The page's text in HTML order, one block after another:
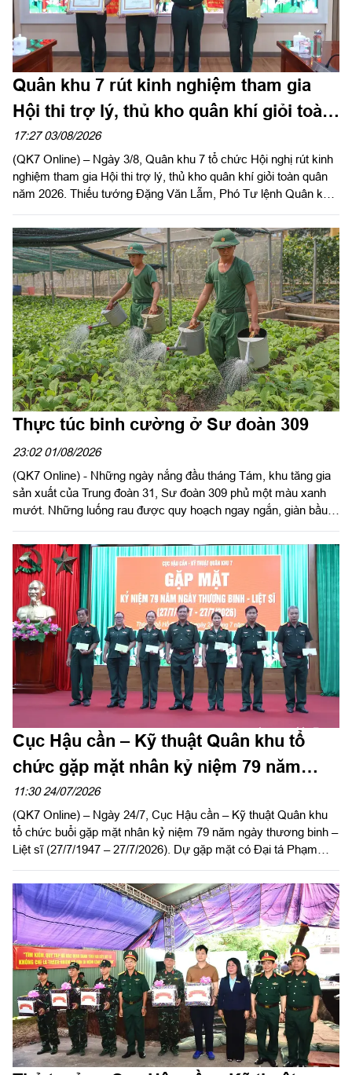
Quân khu 7 rút kinh nghiệm tham gia
Hội thi trợ lý, thủ kho quân khí giỏi toàn
quân năm 2026
17:27 03/08/2026
(QK7 Online) – Ngày 3/8, Quân khu 7 tổ chức Hội nghị rút kinh
nghiệm tham gia Hội thi trợ lý, thủ kho quân khí giỏi toàn quân
năm 2026. Thiếu tướng Đặng Văn Lẫm, Phó Tư lệnh Quân khu
Hậu cần – Kỹ thuật Quân khu chủ trì hội nghị.
Thực túc binh cường ở Sư đoàn 309
23:02 01/08/2026
(QK7 Online) - Những ngày nắng đầu tháng Tám, khu tăng gia
sản xuất của Trung đoàn 31, Sư đoàn 309 phủ một màu xanh
mướt. Những luống rau được quy hoạch ngay ngắn, giàn bầu,
củ... là minh chứng sinh động cho hiệu quả công tác tăng gia
sản xuất, bảo đảm hậu cần bằng chính nội lực của đơn vị.
Cục Hậu cần – Kỹ thuật Quân khu tổ
chức gặp mặt nhân kỷ niệm 79 năm
ngày Thương binh - Liệt sĩ
11:30 24/07/2026
(QK7 Online) – Ngày 24/7, Cục Hậu cần – Kỹ thuật Quân khu
tổ chức buổi gặp mặt nhân kỷ niệm 79 năm ngày thương binh –
Liệt sĩ (27/7/1947 – 27/7/2026). Dự gặp mặt có Đại tá Phạm